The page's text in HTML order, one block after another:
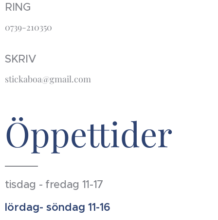
RING
0739-210350
SKRIV
stickaboa@gmail.com
Öppettider
tisdag - fredag 11-17
lördag- söndag 11-16